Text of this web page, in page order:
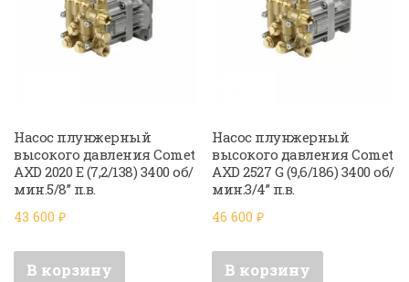
Насос плунжерный
высокого давления Comet
AXD 2020 E (7,2/138) 3400 об/
мин.5/8” п.в.
43 600 ₽
В корзину
Насос плунжерный
высокого давления Comet
AXD 2527 G (9,6/186) 3400 об/
мин.3/4” п.в.
46 600₽
В корзину